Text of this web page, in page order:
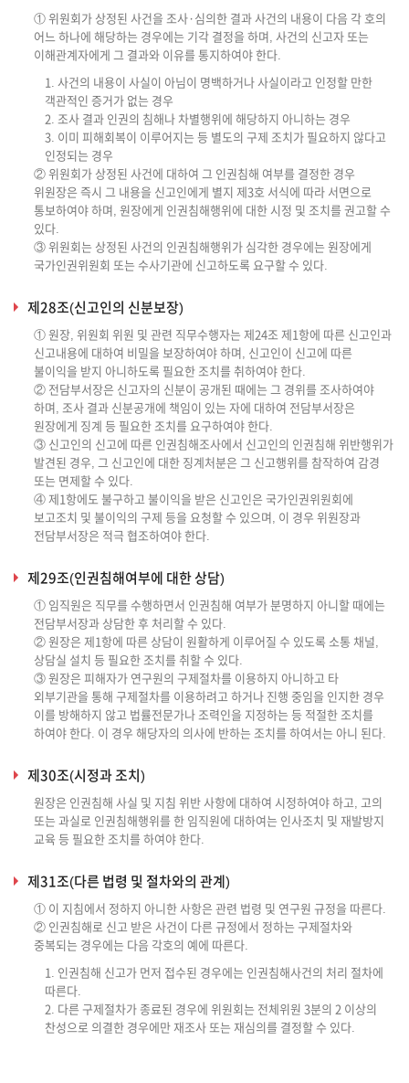
① 위원회가 상정된 사건을 조사·심의한 결과 사건의 내용이 다음 각 호의
어느 하나에 해당하는 경우에는 기각 결정을 하며, 사건의 신고자 또는
이해관계자에게 그 결과와 이유를 통지하여야 한다.
1. 사건의 내용이 사실이 아님이 명백하거나 사실이라고 인정할 만한
객관적인 증거가 없는 경우
2. 조사 결과 인권의 침해나 차별행위에 해당하지 아니하는 경우
3. 이미 피해회복이 이루어지는 등 별도의 구제 조치가 필요하지 않다고
인정되는 경우
② 위원회가 상정된 사건에 대하여 그 인권침해 여부를 결정한 경우
위원장은 즉시 그 내용을 신고인에게 별지 제3호 서식에 따라 서면으로
통보하여야 하며, 원장에게 인권침해행위에 대한 시정 및 조치를 권고할 수
있다.
③ 위원회는 상정된 사건의 인권침해행위가 심각한 경우에는 원장에게
국가인권위원회 또는 수사기관에 신고하도록 요구할 수 있다.
제28조(신고인의 신분보장)
① 원장, 위원회 위원 및 관련 직무수행자는 제24조 제1항에 따른 신고인과
신고내용에 대하여 비밀을 보장하여야 하며, 신고인이 신고에 따른
불이익을 받지 아니하도록 필요한 조치를 취하여야 한다.
② 전담부서장은 신고자의 신분이 공개된 때에는 그 경위를 조사하여야
하며, 조사 결과 신분공개에 책임이 있는 자에 대하여 전담부서장은
원장에게 징계 등 필요한 조치를 요구하여야 한다.
③ 신고인의 신고에 따른 인권침해조사에서 신고인의 인권침해 위반행위가
발견된 경우, 그 신고인에 대한 징계처분은 그 신고행위를 참작하여 감경
또는 면제할 수 있다.
④ 제1항에도 불구하고 불이익을 받은 신고인은 국가인권위원회에
보고조치 및 불이익의 구제 등을 요청할 수 있으며, 이 경우 위원장과
전담부서장은 적극 협조하여야 한다.
제29조(인권침해여부에 대한 상담)
① 임직원은 직무를 수행하면서 인권침해 여부가 분명하지 아니할 때에는
전담부서장과 상담한 후 처리할 수 있다.
② 원장은 제1항에 따른 상담이 원활하게 이루어질 수 있도록 소통 채널,
상담실 설치 등 필요한 조치를 취할 수 있다.
③ 원장은 피해자가 연구원의 구제절차를 이용하지 아니하고 타
외부기관을 통해 구제절차를 이용하려고 하거나 진행 중임을 인지한 경우
이를 방해하지 않고 법률전문가나 조력인을 지정하는 등 적절한 조치를
하여야 한다. 이 경우 해당자의 의사에 반하는 조치를 하여서는 아니 된다.
제30조(시정과 조치)
원장은 인권침해 사실 및 지침 위반 사항에 대하여 시정하여야 하고, 고의
또는 과실로 인권침해행위를 한 임직원에 대하여는 인사조치 및 재발방지
교육 등 필요한 조치를 하여야 한다.
제31조(다른 법령 및 절차와의 관계)
① 이 지침에서 정하지 아니한 사항은 관련 법령 및 연구원 규정을 따른다.
② 인권침해로 신고 받은 사건이 다른 규정에서 정하는 구제절차와
중복되는 경우에는 다음 각호의 예에 따른다.
1. 인권침해 신고가 먼저 접수된 경우에는 인권침해사건의 처리 절차에
따른다.
2. 다른 구제절차가 종료된 경우에 위원회는 전체위원 3분의 2 이상의
찬성으로 의결한 경우에만 재조사 또는 재심의를 결정할 수 있다.